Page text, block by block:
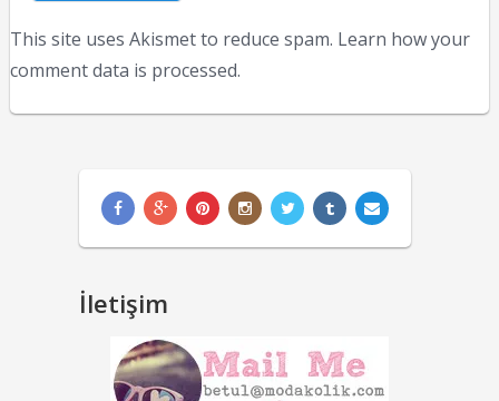
This site uses Akismet to reduce spam. Learn how your
comment data is processed.
İletişim